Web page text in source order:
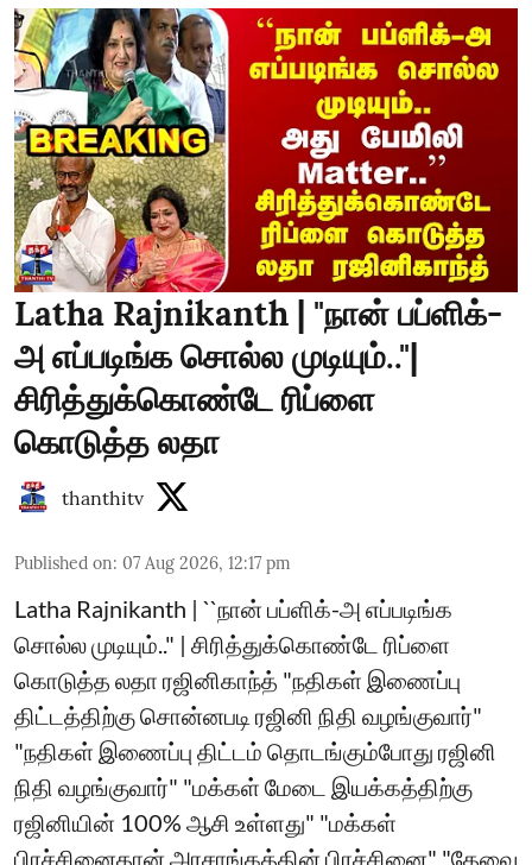
Latha Rajnikanth | "நான் பப்ளிக்-
அ எப்படிங்க சொல்ல முடியும்.."|
சிரித்துக்கொண்டே ரிப்ளை
கொடுத்த லதா
thanthitv
Published on: 07 Aug 2026, 12:17 pm
Latha Rajnikanth | ``நான் பப்ளிக்-அ எப்படிங்க
சொல்ல முடியும்.." | சிரித்துக்கொண்டே ரிப்ளை
கொடுத்த லதா ரஜினிகாந்த் "நதிகள் இணைப்பு
திட்டத்திற்கு சொன்னபடி ரஜினி நிதி வழங்குவார்"
"நதிகள் இணைப்பு திட்டம் தொடங்கும்போது ரஜினி
நிதி வழங்குவார்" "மக்கள் மேடை இயக்கத்திற்கு
ரஜினியின் 100% ஆசி உள்ளது" "மக்கள்
பிரச்சினைதான் அரசாங்கத்தின் பிரச்சினை" "தேவை